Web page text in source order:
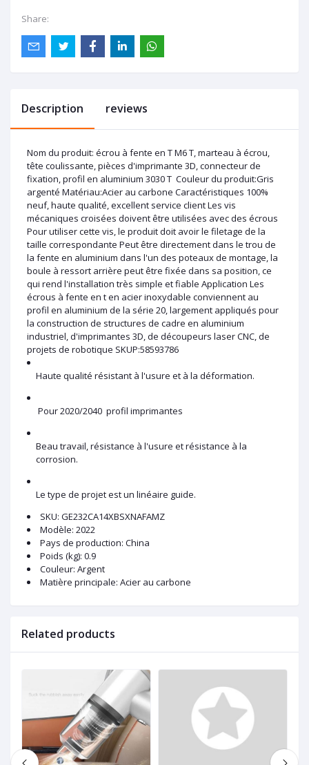
Share:
Description reviews
Nom du produit: écrou à fente en T M6 T, marteau à écrou,
tête coulissante, pièces d'imprimante 3D, connecteur de
fixation, profil en aluminium 3030 T Couleur du produit:Gris
argenté Matériau:Acier au carbone Caractéristiques 100%
neuf, haute qualité, excellent service client Les vis
mécaniques croisées doivent être utilisées avec des écrous
Pour utiliser cette vis, le produit doit avoir le filetage de la
taille correspondante Peut être directement dans le trou de
la fente en aluminium dans l'un des poteaux de montage, la
boule à ressort arrière peut être fixée dans sa position, ce
qui rend l'installation très simple et fiable Application Les
écrous à fente en t en acier inoxydable conviennent au
profil en aluminium de la série 20, largement appliqués pour
la construction de structures de cadre en aluminium
industriel, d'imprimantes 3D, de découpeurs laser CNC, de
projets de robotique SKUP:58593786
Haute qualité résistant à l'usure et à la déformation.
Pour 2020/2040 profil imprimantes
Beau travail, résistance à l'usure et résistance à la
corrosion.
Le type de projet est un linéaire guide.
SKU: GE232CA14XBSXNAFAMZ
Modèle: 2022
Pays de production: China
Poids (kg): 0.9
Couleur: Argent
Matière principale: Acier au carbone
Related products